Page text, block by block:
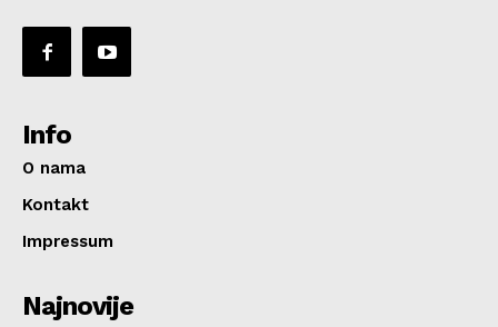
Info
O nama
Kontakt
Impressum
Najnovije